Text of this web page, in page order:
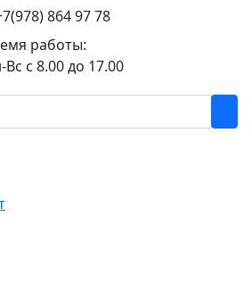
864 97 78
работы:
Вс с 8.00 до 17.00